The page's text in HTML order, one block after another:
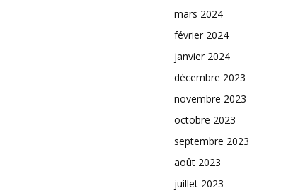
mars 2024
février 2024
janvier 2024
décembre 2023
novembre 2023
octobre 2023
septembre 2023
août 2023
juillet 2023